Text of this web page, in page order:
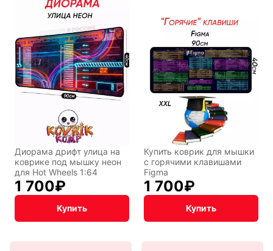
Диорама дрифт улица на
коврике под мышку неон
для Hot Wheels 1:64
1 700₽
Купить
Купить коврик для мышки
с горячими клавишами
Figma
1 700₽
Купить